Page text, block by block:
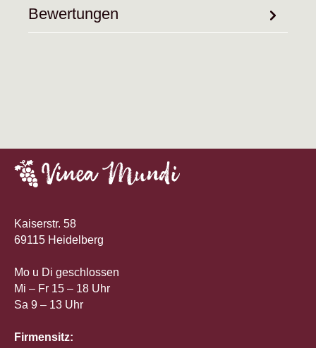
Bewertungen
Kaiserstr. 58
69115 Heidelberg
Mo u Di geschlossen
Mi – Fr 15 – 18 Uhr
Sa 9 – 13 Uhr
Firmensitz: